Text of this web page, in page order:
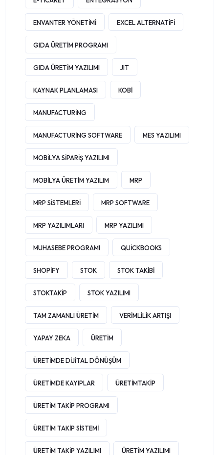
ENVANTER YÖNETIMI EXCEL ALTERNATIFI
GIDA ÜRETIM PROGRAMI
GIDA ÜRETIM YAZILIMI JIT
KAYNAK PLANLAMASI KOBI
MANUFACTURING
MANUFACTURING SOFTWARE MES YAZILIMI
MOBILYA SIPARIŞ YAZILIMI
MOBILYA ÜRETIM YAZILIM MRP
MRP SISTEMLERI MRP SOFTWARE
MRP YAZILIMLARI MRP YAZILIMI
MUHASEBE PROGRAMI QUICKBOOKS
SHOPIFY STOK STOK TAKIBI
STOKTAKIP STOK YAZILIMI
TAM ZAMANLI ÜRETIM VERIMLILIK ARTIŞI
YAPAY ZEKA ÜRETIM
ÜRETIMDE DIJITAL DÖNÜŞÜM
ÜRETIMDE KAYIPLAR ÜRETIMTAKIP
ÜRETIM TAKIP PROGRAMI
ÜRETIM TAKIP SISTEMI
ÜRETIM TAKIP YAZILIMI ÜRETIM YAZILIMI